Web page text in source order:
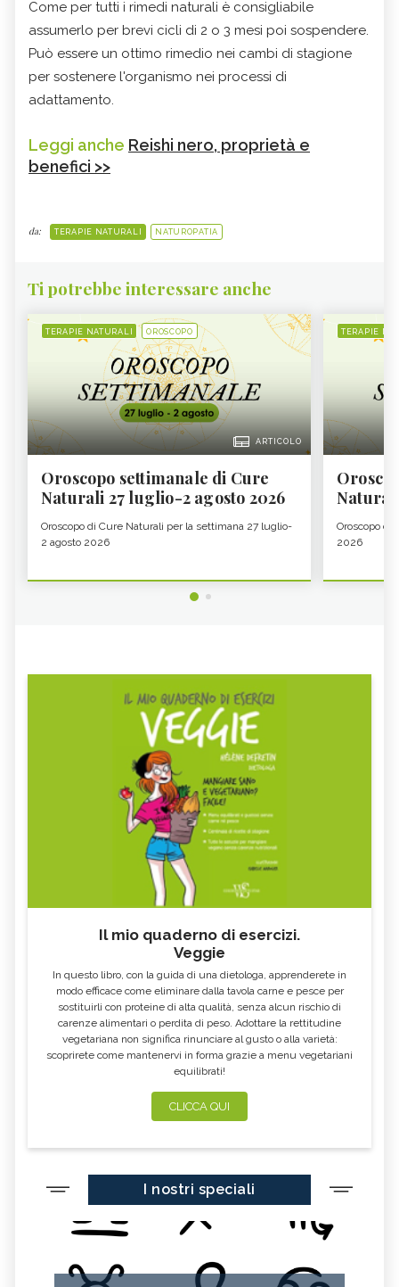
Come per tutti i rimedi naturali è consigliabile
assumerlo per brevi cicli di 2 o 3 mesi poi sospendere.
Può essere un ottimo rimedio nei cambi di stagione
per sostenere l'organismo nei processi di
adattamento.
Leggi anche Reishi nero, proprietà e
benefici >>
da: TERAPIE NATURALI NATUROPATIA
Ti potrebbe interessare anche
TERAPIE NATURALI OROSCOPO
ARTICOLO
Oroscopo settimanale di Cure
Naturali 27 luglio-2 agosto 2026
Oroscopo di Cure Naturali per la settimana 27 luglio-
2 agosto 2026
TERAPIE
Oroscopo di
2026
Il mio quaderno di esercizi.
Veggie
In questo libro, con la guida di una dietologa, apprenderete in
modo efficace come eliminare dalla tavola carne e pesce per
sostituirli con proteine di alta qualità, senza alcun rischio di
carenze alimentari o perdita di peso. Adottare la rettitudine
vegetariana non significa rinunciare al gusto o alla varietà:
scoprirete come mantenervi in forma grazie a menu vegetariani
equilibrati!
CLICCA QUI
I nostri speciali